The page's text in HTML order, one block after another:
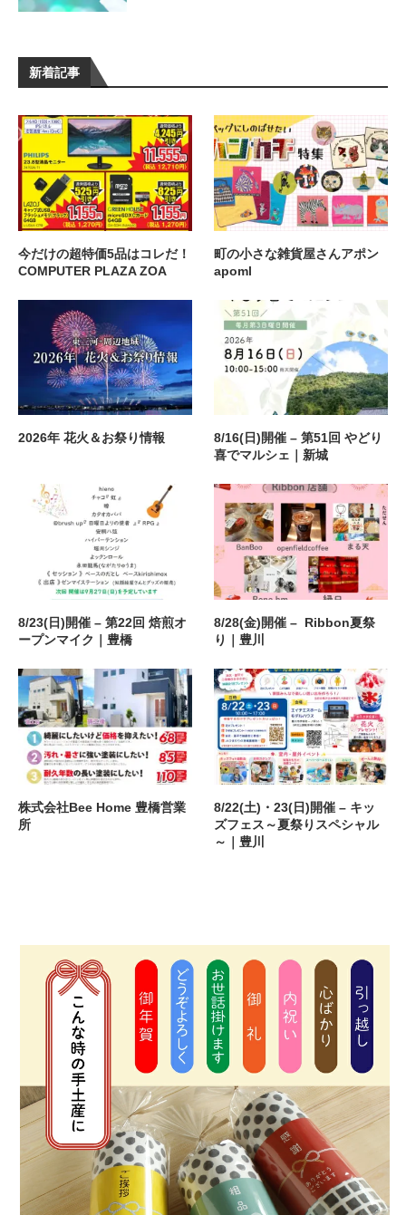
新着記事
今だけの超特価5品はコレだ！
COMPUTER PLAZA ZOA
町の小さな雑貨屋さんアポン
apoml
2026年 花火＆お祭り情報
8/16(日)開催 – 第51回 やどり
喜でマルシェ｜新城
8/23(日)開催 – 第22回 焙煎オ
ープンマイク｜豊橋
8/28(金)開催 – Ribbon夏祭
り｜豊川
株式会社Bee Home 豊橋営業
所
8/22(土)・23(日)開催 – キッ
ズフェス～夏祭りスペシャル
～｜豊川